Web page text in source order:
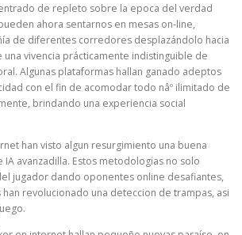
de repleto sobre la epoca del verdad
ahora sentarnos en mesas on-line,
de diferentes corredores desplazándolo hacia
vivencia prácticamente indistinguible de
Algunas plataformas hallan ganado adeptos
con el fin de acomodar todo nâº ilimitado de
brindando una experiencia social
han visto algun resurgimiento una buena
avanzadilla. Estos metodologias no solo
jugador dando oponentes online desafiantes,
revolucionado una deteccion de trampas, asi